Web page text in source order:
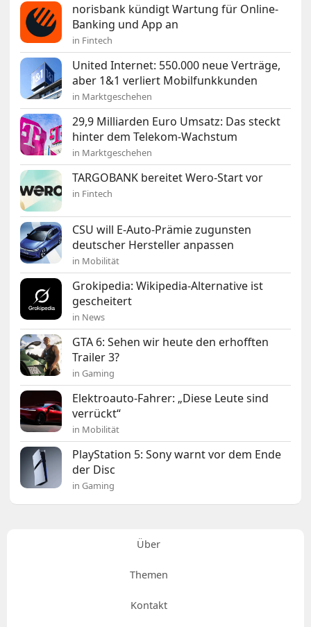
norisbank kündigt Wartung für Online-
Banking und App an
in Fintech
United Internet: 550.000 neue Verträge,
aber 1&1 verliert Mobilfunkkunden
in Marktgeschehen
29,9 Milliarden Euro Umsatz: Das steckt
hinter dem Telekom-Wachstum
in Marktgeschehen
TARGOBANK bereitet Wero-Start vor
in Fintech
CSU will E-Auto-Prämie zugunsten
deutscher Hersteller anpassen
in Mobilität
Grokipedia: Wikipedia-Alternative ist
gescheitert
in News
GTA 6: Sehen wir heute den erhofften
Trailer 3?
in Gaming
Elektroauto-Fahrer: „Diese Leute sind
verrückt“
in Mobilität
PlayStation 5: Sony warnt vor dem Ende
der Disc
in Gaming
Über
Themen
Kontakt